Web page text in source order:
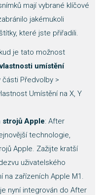
mají vybrané klíčové
jakémukoli
které jste přiřadili.
je tato možnost
umístění
Předvolby >
Umístění na X, Y
strojů Apple: After
technologie,
Apple. Zažijte kratší
uživatelského
na zařízeních Apple M1.
nyní integrován do After